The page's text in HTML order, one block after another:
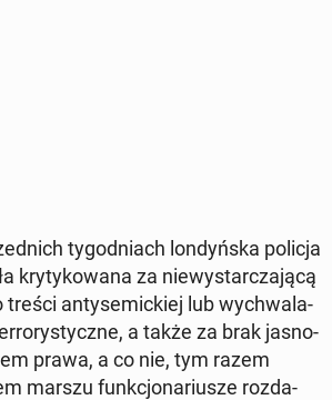
ty­go­dniach lon­dyń­ska policja
kry­ty­ko­wa­na za nie­wy­star­cza­ją­cą
treści an­ty­se­mic­kiej lub wy­chwa­la­
a także za brak ja­sno­
prawa, a co nie, tym razem
marszu funk­cjo­na­riu­sze roz­da­